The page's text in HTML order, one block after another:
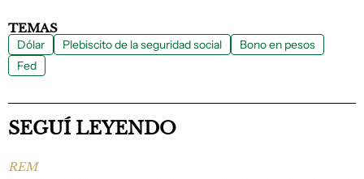
TEMAS
Dólar Plebiscito de la seguridad social
Bono en pesos
Fed
SEGUÍ LEYENDO
REM